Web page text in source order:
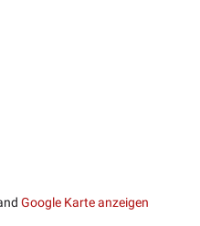
Google Karte anzeigen